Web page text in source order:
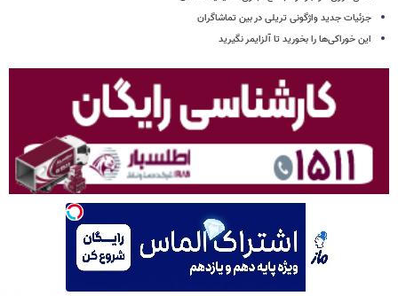
جزئیات جدید واژگونی تریلی در بین تماشاگران
این خوراکی‌ها را بخورید تا آلزایمر نگیرید